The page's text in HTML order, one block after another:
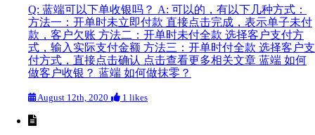
Q: 蓝端可以下单收银吗？ A: 可以的，有以下几种方式：
方法一：开单时未立即付款 直接点击完成，表示单子未付
款，客户欠账 方法二：开单时未付全款 选择客户支付方
式，输入实际支付金额 方法三：开单时付全款 选择客户支
付方式，直接点击确认 点击查看更多相关文章 蓝端 如何
做客户收银？ 蓝端 如何做抹零？
August 12th, 2020 1 likes